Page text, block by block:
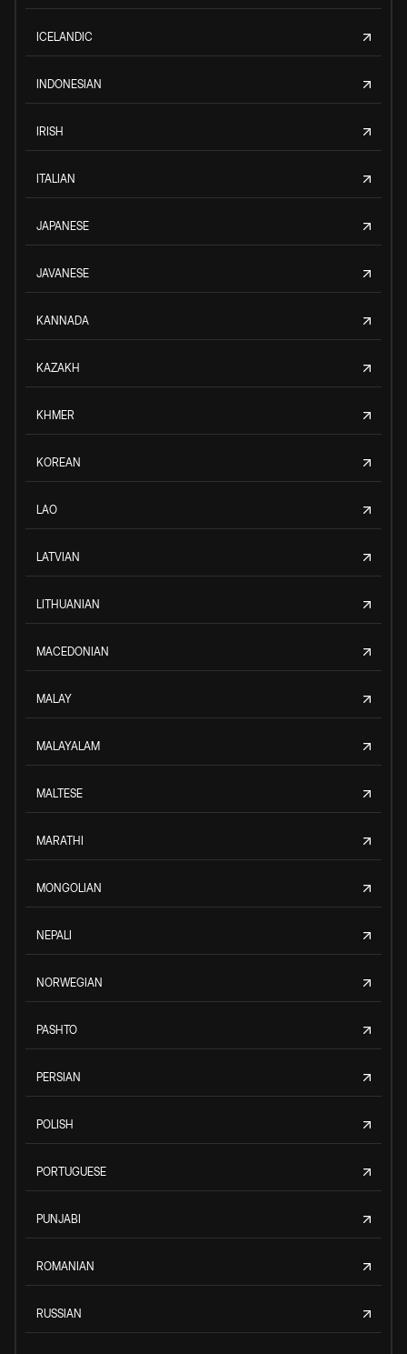
ICELANDIC
INDONESIAN
IRISH
ITALIAN
JAPANESE
JAVANESE
KANNADA
KAZAKH
KHMER
KOREAN
LAO
LATVIAN
LITHUANIAN
MACEDONIAN
MALAY
MALAYALAM
MALTESE
MARATHI
MONGOLIAN
NEPALI
NORWEGIAN
PASHTO
PERSIAN
POLISH
PORTUGUESE
PUNJABI
ROMANIAN
RUSSIAN